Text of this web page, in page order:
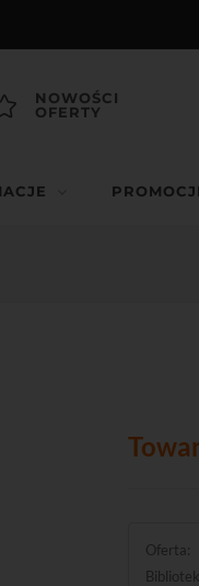
NOWOŚCI
OFERTY
Oferta: